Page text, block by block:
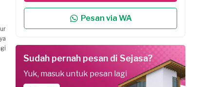
Pesan via WA
Sudah pernah pesan di Sejasa?
Yuk, masuk untuk pesan lagi